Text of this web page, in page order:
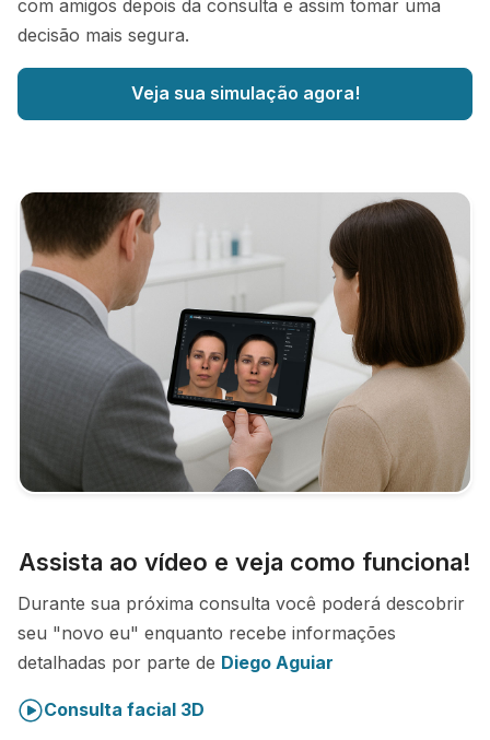
com amigos depois da consulta e assim tomar uma
decisão mais segura.
Veja sua simulação agora!
Assista ao vídeo e veja como funciona!
Durante sua próxima consulta você poderá descobrir
seu "novo eu" enquanto recebe informações
detalhadas por parte de Diego Aguiar
Consulta facial 3D